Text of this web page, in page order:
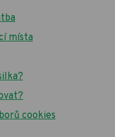
místa
cookies